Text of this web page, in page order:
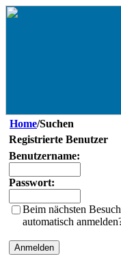
Home/Suchen
Registrierte Benutzer
Benutzername:
Passwort:
Beim nächsten Besuch
automatisch